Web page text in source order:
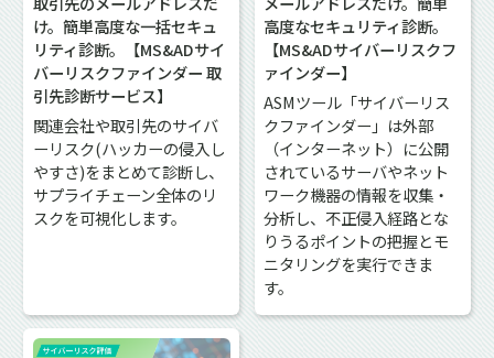
け。簡単高度な一括セキュ
リティ診断。【MS&ADサイ
バーリスクファインダー 取
引先診断サービス】
関連会社や取引先のサイバ
ーリスク(ハッカーの侵入し
やすさ)をまとめて診断し、
サプライチェーン全体のリ
スクを可視化します。
高度なセキュリティ診断。
【MS&ADサイバーリスクフ
ァインダー】
ASMツール「サイバーリス
クファインダー」は外部
（インターネット）に公開
されているサーバやネット
ワーク機器の情報を収集・
分析し、不正侵入経路とな
りうるポイントの把握とモ
ニタリングを実行できま
す。